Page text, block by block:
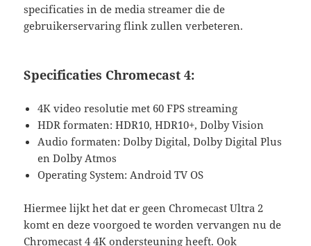
specificaties in de media streamer die de
gebruikerservaring flink zullen verbeteren.
Specificaties Chromecast 4:
4K video resolutie met 60 FPS streaming
HDR formaten: HDR10, HDR10+, Dolby Vision
Audio formaten: Dolby Digital, Dolby Digital Plus
en Dolby Atmos
Operating System: Android TV OS
Hiermee lijkt het dat er geen Chromecast Ultra 2
komt en deze voorgoed te worden vervangen nu de
Chromecast 4 4K ondersteuning heeft. Ook